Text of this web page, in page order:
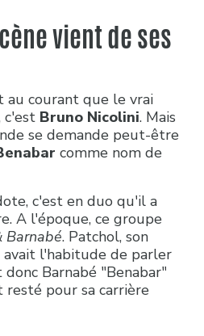
vient de ses
au courant que le vrai
c'est Bruno Nicolini. Mais
se demande peut-être
comme nom de
c'est en duo qu'il a
A l'époque, ce groupe
Barnabé. Patchol, son
avait l'habitude de parler
Barnabé "Benabar"
resté pour sa carrière